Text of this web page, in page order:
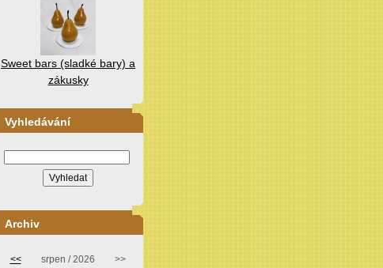
Sweet bars (sladké bary) a
zákusky
Vyhledávání
Archiv
<< srpen / 2026 >>